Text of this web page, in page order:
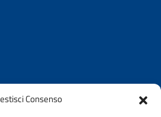
Consenso